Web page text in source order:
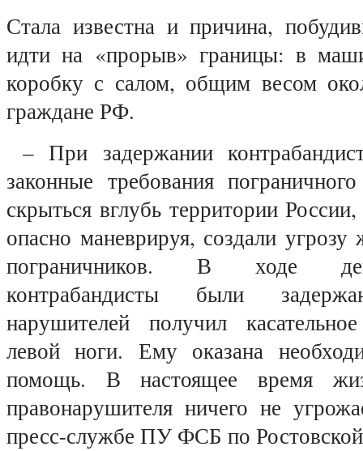
Стала известна и причина,
идти на «прорыв» границы: в
коробку с салом, общим весом
граждане РФ.
– При задержании
законные требования
скрыться вглубь территории
опасно маневрируя, создали
пограничников. В ходе
контрабандисты были
нарушителей получил
левой ноги. Ему оказана
помощь. В настоящее время
правонарушителя ничего не
пресс-службе ПУ ФСБ по